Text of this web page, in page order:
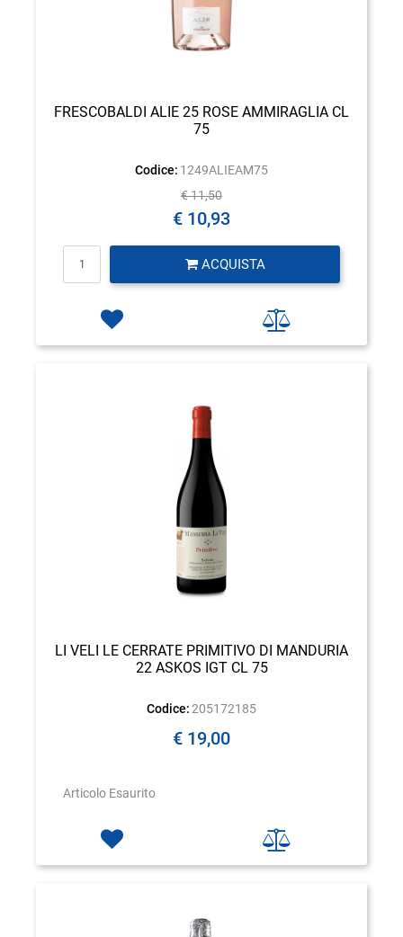
FRESCOBALDI ALIE 25 ROSE AMMIRAGLIA CL
75
Codice: 1249ALIEAM75
€ 11,50
€ 10,93
ACQUISTA
LI VELI LE CERRATE PRIMITIVO DI MANDURIA
22 ASKOS IGT CL 75
Codice: 205172185
€ 19,00
Articolo Esaurito